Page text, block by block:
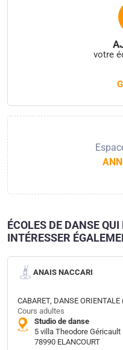
votre
ÉCOLES DE DANSE
INTÉRESSER
ANAIS NACCARI
CABARET, DANSE
Cours adultes
Studio de danse
5 villa Theodore Géricault
78990 ELANCOURT